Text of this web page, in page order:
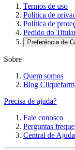
Termos de uso
Política de
Política de
Pedido do
Preferência de
Sobre
Quem somos
Blog
Precisa de ajuda?
Fale conosco
Perguntas
Central de Ajuda